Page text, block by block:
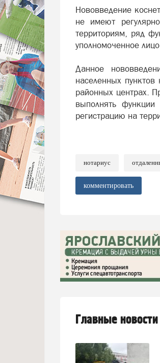
Нововведение
не имеют
территориям, ряд
уполномоченное
Данное
населенных
районных центрах.
выполнять функции
регистрацию на
нотариус
комментировать
Главные